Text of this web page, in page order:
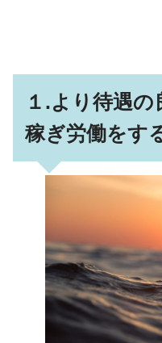
１.より待遇の
稼ぎ労働をす